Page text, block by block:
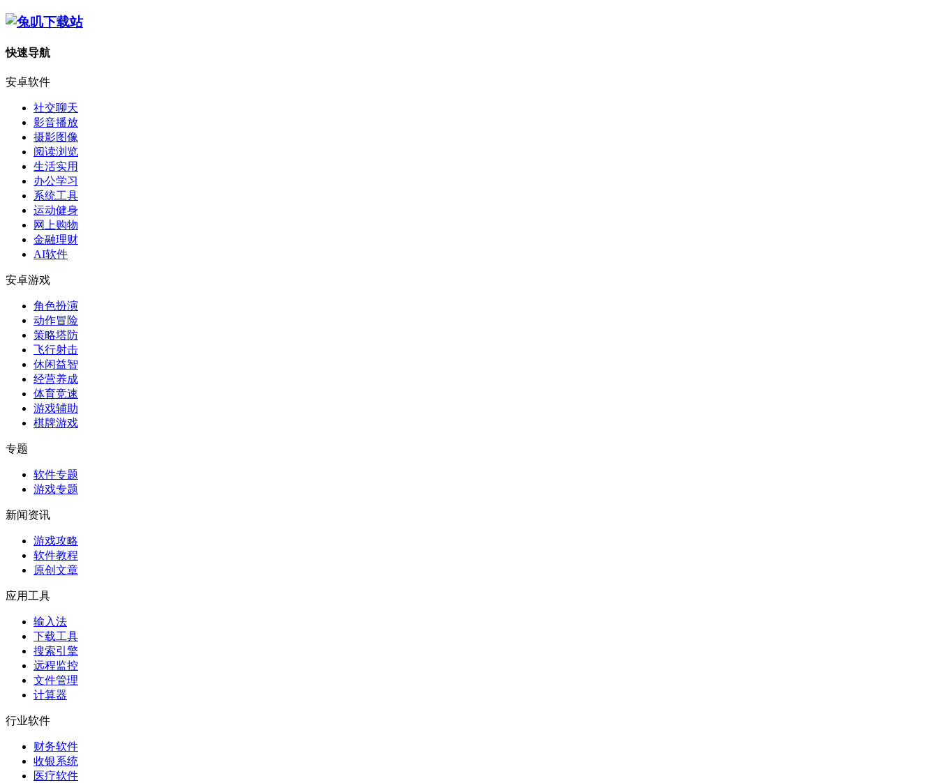
快速导航
安卓软件
社交聊天
影音播放
摄影图像
阅读浏览
生活实用
办公学习
系统工具
运动健身
网上购物
金融理财
AI软件
安卓游戏
角色扮演
动作冒险
策略塔防
飞行射击
休闲益智
经营养成
体育竞速
游戏辅助
棋牌游戏
专题
软件专题
游戏专题
新闻资讯
游戏攻略
软件教程
原创文章
应用工具
输入法
下载工具
搜索引擎
远程监控
文件管理
计算器
行业软件
财务软件
收银系统
医疗软件